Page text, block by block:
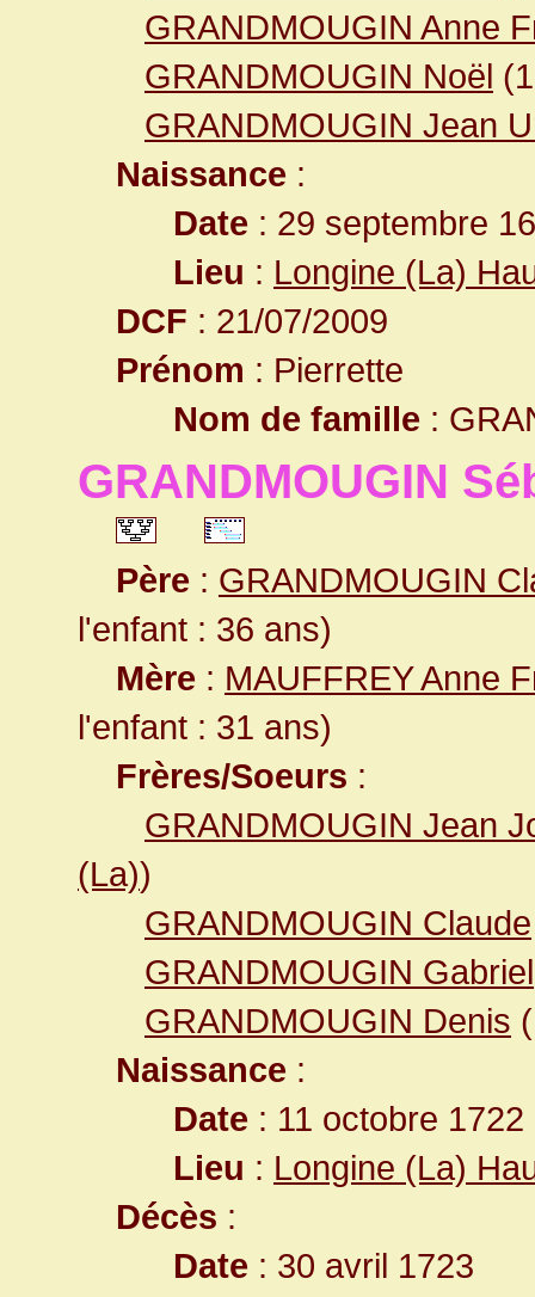
GRANDMOUGIN Anne
GRANDMOUGIN Noël
GRANDMOUGIN Jean
Naissance :
Date : 29 septembre
Lieu : Longine (La)
DCF : 21/07/2009
Prénom : Pierrette
Nom de famille :
GRANDMOUGIN
Père : GRANDMOUGIN
l'enfant : 36 ans)
Mère : MAUFFREY Anne
l'enfant : 31 ans)
Frères/Soeurs :
GRANDMOUGIN Jean
(La))
GRANDMOUGIN Claude
GRANDMOUGIN Gabriel
GRANDMOUGIN Denis
Naissance :
Date : 11 octobre 1722
Lieu : Longine (La)
Décès :
Date : 30 avril 1723